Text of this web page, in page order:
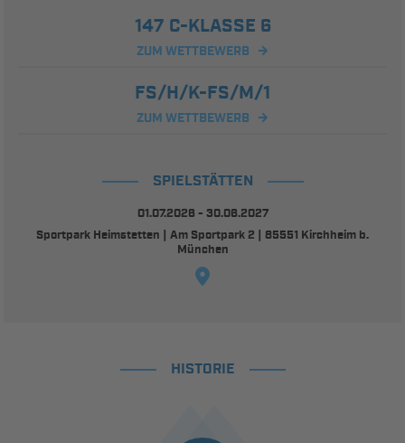
147 C-KLASSE 6
ZUM WETTBEWERB
FS/H/K-FS/M/1
ZUM WETTBEWERB
SPIELSTÄTTEN
01.07.2026 - 30.06.2027
Sportpark Heimstetten | Am Sportpark 2 | 85551 Kirchheim b.
München
HISTORIE